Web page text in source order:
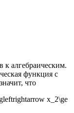
к алгебраическим.
функция с
что
x_2\ge